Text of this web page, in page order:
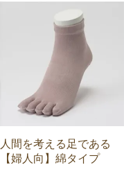
人間を考える足である
【婦人向】綿タイプ